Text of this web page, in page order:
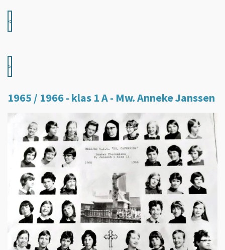
<
>
1965 / 1966 - klas 1 A - Mw. Anneke Janssen